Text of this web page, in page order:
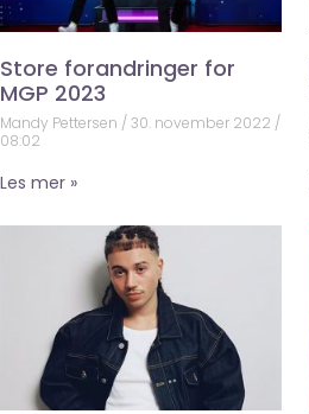
Store forandringer for
MGP 2023
Mandy Pettersen
30. november 2022
08:02
Les mer »